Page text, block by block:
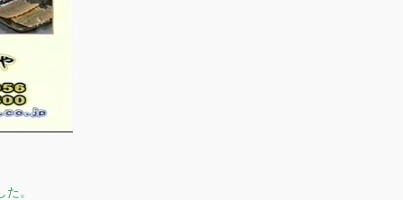
。